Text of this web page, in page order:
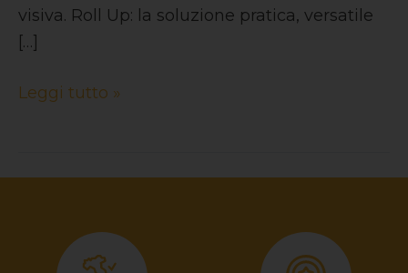
visiva. Roll Up: la soluzione pratica, versatile
[…]
Leggi tutto »